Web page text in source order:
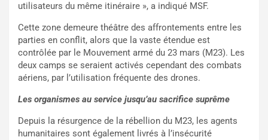
utilisateurs du même itinéraire », a indiqué MSF.
Cette zone demeure théâtre des affrontements entre les
parties en conflit, alors que la vaste étendue est
contrôlée par le Mouvement armé du 23 mars (M23). Les
deux camps se seraient activés cependant des combats
aériens, par l’utilisation fréquente des drones.
Les organismes au service jusqu’au sacrifice suprême
Depuis la résurgence de la rébellion du M23, les agents
humanitaires sont également livrés à l’insécurité